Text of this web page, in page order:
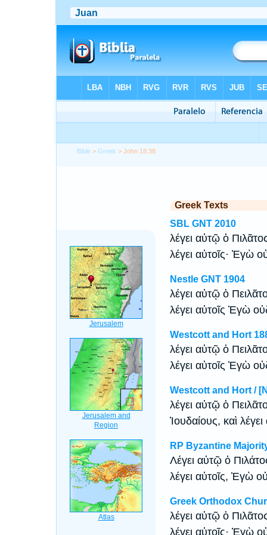
Bible >Greek > John 18:38
Greek Texts
SBL GNT 2010
λέγει αὐτῷ ὁ
λέγει αὐτοῖς· Ἐγὼ
Nestle GNT 1904
λέγει αὐτῷ ὁ
λέγει αὐτοῖς Ἐγὼ
Westcott and Hort
λέγει αὐτῷ ὁ
λέγει αὐτοῖς Ἐγὼ
Westcott and Hort /
λέγει αὐτῷ ὁ
Ἰουδαίους, καὶ
RP Byzantine
Λέγει αὐτῷ ὁ
λέγει αὐτοῖς, Ἐγὼ
Greek Orthodox
λέγει αὐτῷ ὁ
λέγει αὐτοῖς· Ἐγὼ